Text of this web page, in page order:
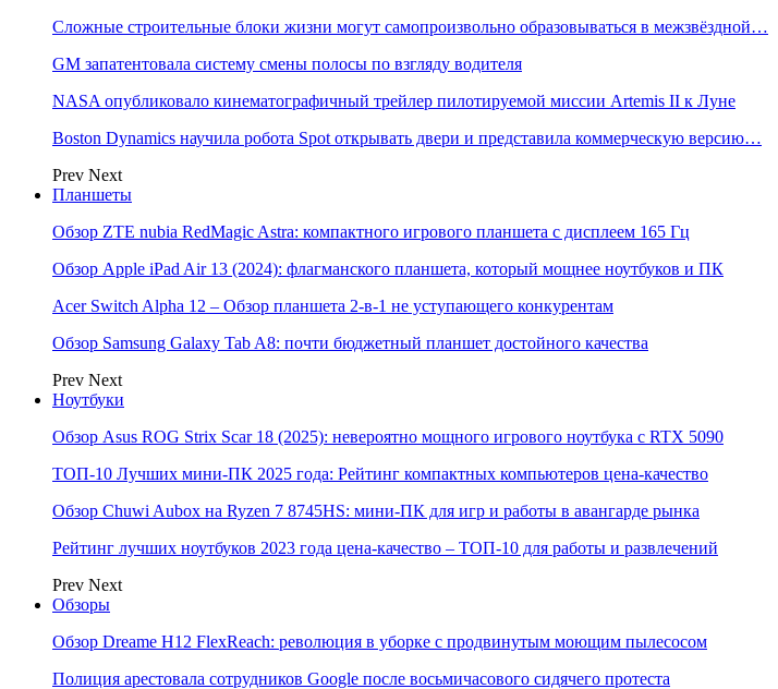
Сложные строительные блоки жизни могут самопроизвольно образовываться в межзвёздной…
GM запатентовала систему смены полосы по взгляду водителя
NASA опубликовало кинематографичный трейлер пилотируемой миссии Artemis II к Луне
Boston Dynamics научила робота Spot открывать двери и представила коммерческую версию…
Prev Next
Планшеты
Обзор ZTE nubia RedMagic Astra: компактного игрового планшета с дисплеем 165 Гц
Обзор Apple iPad Air 13 (2024): флагманского планшета, который мощнее ноутбуков и ПК
Acer Switch Alpha 12 – Обзор планшета 2-в-1 не уступающего конкурентам
Обзор Samsung Galaxy Tab A8: почти бюджетный планшет достойного качества
Prev Next
Ноутбуки
Обзор Asus ROG Strix Scar 18 (2025): невероятно мощного игрового ноутбука с RTX 5090
ТОП-10 Лучших мини-ПК 2025 года: Рейтинг компактных компьютеров цена-качество
Обзор Chuwi Aubox на Ryzen 7 8745HS: мини-ПК для игр и работы в авангарде рынка
Рейтинг лучших ноутбуков 2023 года цена-качество – ТОП-10 для работы и развлечений
Prev Next
Обзоры
Обзор Dreame H12 FlexReach: революция в уборке с продвинутым моющим пылесосом
Полиция арестовала сотрудников Google после восьмичасового сидячего протеста